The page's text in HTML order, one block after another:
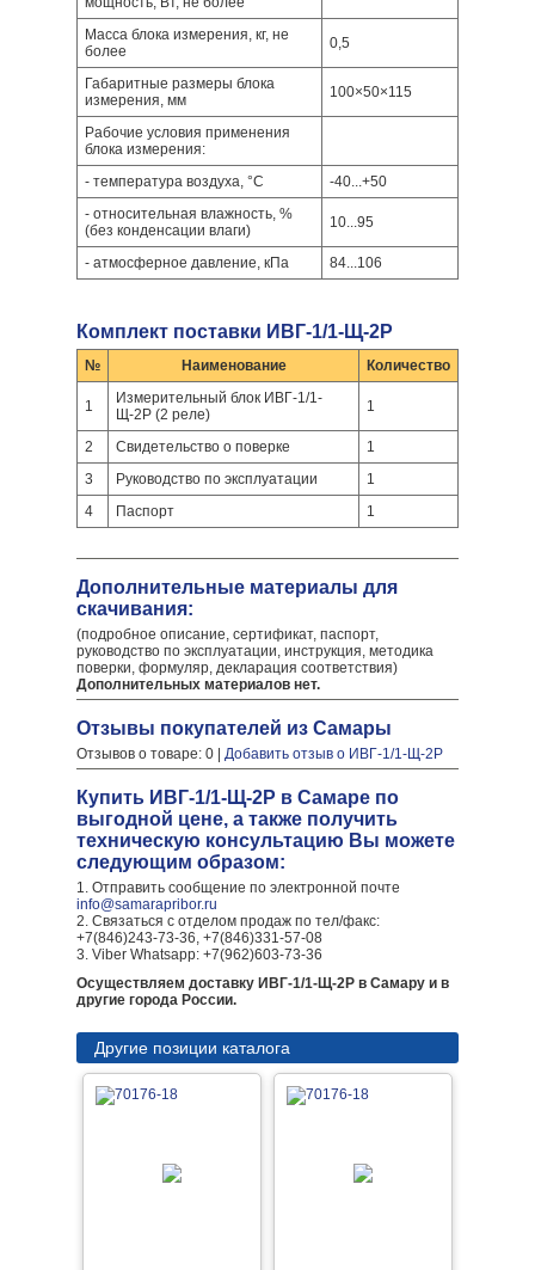
Масса блока измерения, кг, не
более
0,5
Габаритные размеры блока
измерения, мм
100×50×115
Рабочие условия применения
блока измерения:
- температура воздуха, °C
-40...+50
- относительная влажность, %
(без конденсации влаги)
10...95
- атмосферное давление, кПа 84...106
Комплект поставки ИВГ-1/1-Щ-2Р
№ Наименование Количество
1
Измерительный блок ИВГ-1/1-
Щ-2Р (2 реле)
1
2 Свидетельство о поверке
1
3
Руководство по эксплуатации
1
4
Паспорт 1
Дополнительные материалы для
скачивания:
(подробное описание, сертификат, паспорт,
руководство по эксплуатации, инструкция, методика
поверки, формуляр, декларация соответствия)
Дополнительных материалов нет.
Отзывы покупателей из Самары
Отзывов о товаре: 0 | Добавить отзыв о ИВГ-1/1-Щ-2Р
Купить ИВГ-1/1-Щ-2Р в Самаре по
выгодной цене, а также получить
техническую консультацию Вы можете
следующим образом:
1. Отправить сообщение по электронной почте
info@samarapribor.ru
2. Связаться с отделом продаж по тел/факс:
+7(846)243-73-36, +7(846)331-57-08
3. Viber Whatsapp: +7(962)603-73-36
Осуществляем доставку ИВГ-1/1-Щ-2Р в Самару и в
другие города России.
Другие позиции каталога